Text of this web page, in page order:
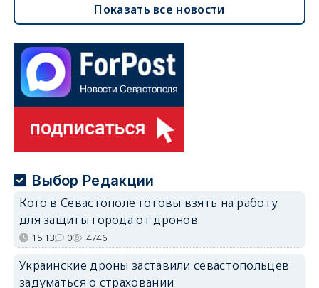
Показать все новости
Выбор Редакции
Кого в Севастополе готовы взять на работу
для защиты города от дронов
15:13 0 4746
Украинские дроны заставили севастопольцев
задуматься о страховании